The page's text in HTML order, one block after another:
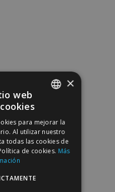
ENGLISH
×
web
para mejorar la
Al utilizar nuestro
todas las cookies de
de cookies. Más